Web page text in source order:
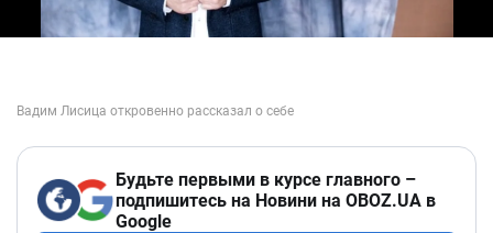
Будьте первыми в курсе главного –
подпишитесь на Новини на OBOZ.UA в
Google